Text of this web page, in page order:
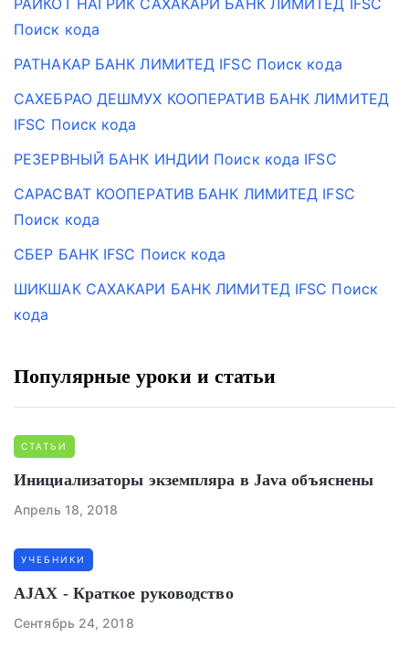
РАЙКОТ НАГРИК САХАКАРИ БАНК ЛИМИТЕД IFSC
Поиск кода
РАТНАКАР БАНК ЛИМИТЕД IFSC Поиск кода
САХЕБРАО ДЕШМУХ КООПЕРАТИВ БАНК ЛИМИТЕД
IFSC Поиск кода
РЕЗЕРВНЫЙ БАНК ИНДИИ Поиск кода IFSC
САРАСВАТ КООПЕРАТИВ БАНК ЛИМИТЕД IFSC
Поиск кода
СБЕР БАНК IFSC Поиск кода
ШИКШАК САХАКАРИ БАНК ЛИМИТЕД IFSC Поиск
кода
Популярные уроки и статьи
СТАТЬИ
Инициализаторы экземпляра в Java объяснены
Апрель 18, 2018
УЧЕБНИКИ
AJAX - Краткое руководство
Сентябрь 24, 2018